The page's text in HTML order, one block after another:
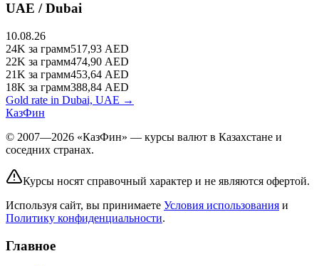
UAE / Dubai
10.08.26
24K за грамм517,93 AED
22K за грамм474,90 AED
21K за грамм453,64 AED
18K за грамм388,84 AED
Gold rate in Dubai, UAE →
КазФин
© 2007—2026 «КазФин» — курсы валют в Казахстане и
соседних странах.
Курсы носят справочный характер и не являются офертой.
Используя сайт, вы принимаете Условия использования и
Политику конфиденциальности.
Главное